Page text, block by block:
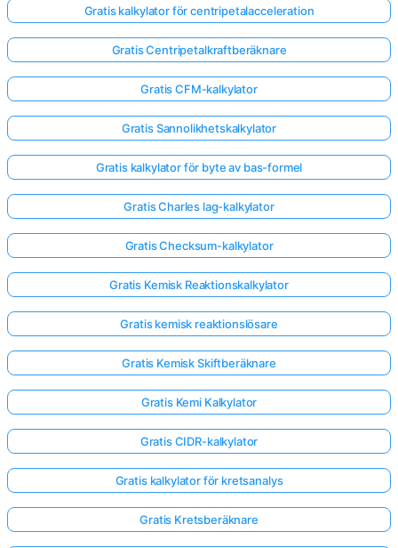
Gratis kalkylator för centripetalacceleration
Gratis Centripetalkraftberäknare
Gratis CFM-kalkylator
Gratis Sannolikhetskalkylator
Gratis kalkylator för byte av bas-formel
Gratis Charles lag-kalkylator
Gratis Checksum-kalkylator
Gratis Kemisk Reaktionskalkylator
Gratis kemisk reaktionslösare
Gratis Kemisk Skiftberäknare
Gratis Kemi Kalkylator
Gratis CIDR-kalkylator
Gratis kalkylator för kretsanalys
Gratis Kretsberäknare